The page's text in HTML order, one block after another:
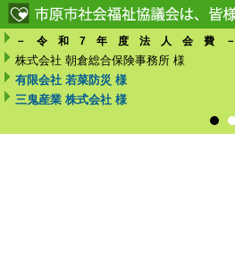
－ 令 和 7 年 度 法 人 会 費 －
株式会社 朝倉総合保険事務所 様
有限会社 若菜防災 様
三鬼産業 株式会社 様